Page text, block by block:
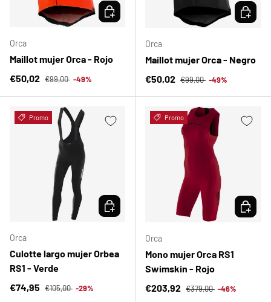
Orca
Maillot mujer Orca - Rojo
Precio de venta
€50,02 Precio normal
€99,00 -49%
ELEGIR OPCIONES
Orca
Maillot mujer Orca - Negro
Precio de venta
€50,02 Precio normal
€99,00 -49%
ELEGIR
Promo
Orca
Culotte largo mujer Orbea
RS1 - Verde
Precio de venta
€74,95 Precio normal
€105,00 -29%
ELEGIR OPCIONES
Promo
Orca
Mono mujer Orca RS1
Swimskin - Rojo
Precio de venta
€203,92 Precio normal
€379,00 -46%
ELEGIR